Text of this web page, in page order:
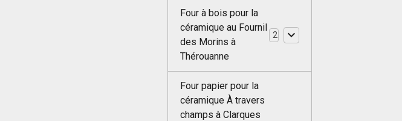
Four à bois pour la
céramique au Fournil
des Morins à
Thérouanne
Four papier pour la
céramique À travers
champs à Clarques